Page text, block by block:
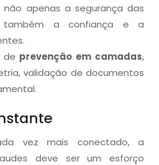
não apenas a segurança das
também a confiança e a
de prevenção em camadas,
validação de documentos
vez mais conectado, a
deve ser um esforço